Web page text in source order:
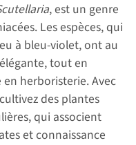
, est un genre
Les espèces, qui
à bleu-violet, ont au
tout en
herboristerie. Avec
des plantes
qui associent
et connaissance